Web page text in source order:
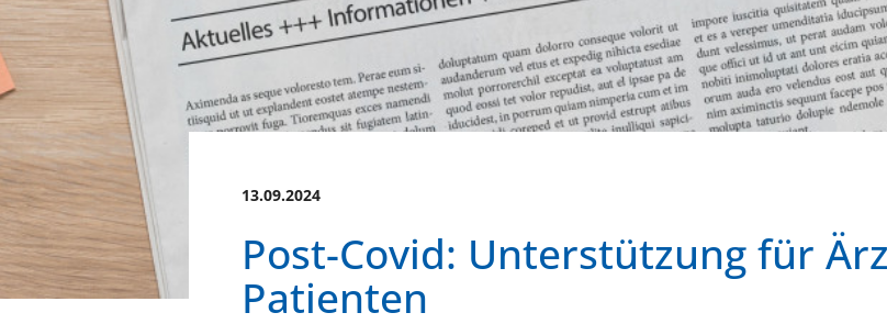
13.09.2024
Post-Covid: Unterstützung für
Patienten